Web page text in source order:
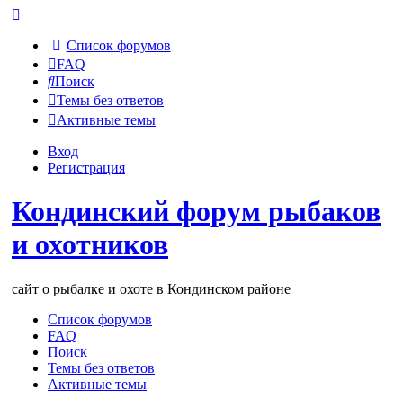
Список форумов
FAQ
Поиск
Темы без ответов
Активные темы
Вход
Регистрация
Кондинский форум рыбаков
и охотников
сайт о рыбалке и охоте в Кондинском районе
Список форумов
FAQ
Поиск
Темы без ответов
Активные темы